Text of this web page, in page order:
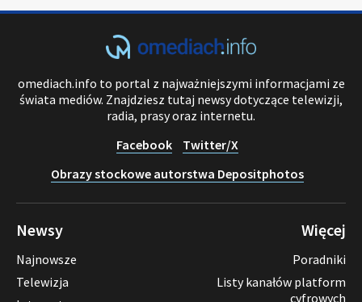
omediach.info to portal z najważniejszymi informacjami ze
świata mediów. Znajdziesz tutaj newsy dotyczące telewizji,
radia, prasy oraz internetu.
Facebook
Twitter/X
Obrazy stockowe autorstwa Depositphotos
Newsy
Najnowsze
Telewizja
Więcej
Poradniki
Listy kanałów platform
cyfrowych